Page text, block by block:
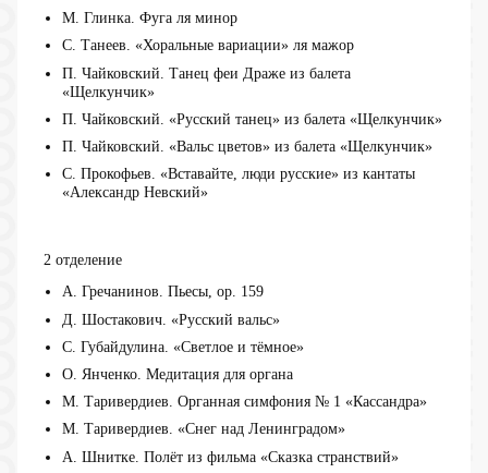
М. Глинка. Фуга ля минор
С. Танеев. «Хоральные вариации» ля мажор
П. Чайковский. Танец феи Драже из балета
«Щелкунчик»
П. Чайковский. «Русский танец» из балета «Щелкунчик»
П. Чайковский. «Вальс цветов» из балета «Щелкунчик»
С. Прокофьев. «Вставайте, люди русские» из кантаты
«Александр Невский»
2 отделение
А. Гречанинов. Пьесы, op. 159
Д. Шостакович. «Русский вальс»
С. Губайдулина. «Светлое и тёмное»
О. Янченко. Медитация для органа
М. Таривердиев. Органная симфония № 1 «Кассандра»
М. Таривердиев. «Снег над Ленинградом»
А. Шнитке. Полёт из фильма «Сказка странствий»